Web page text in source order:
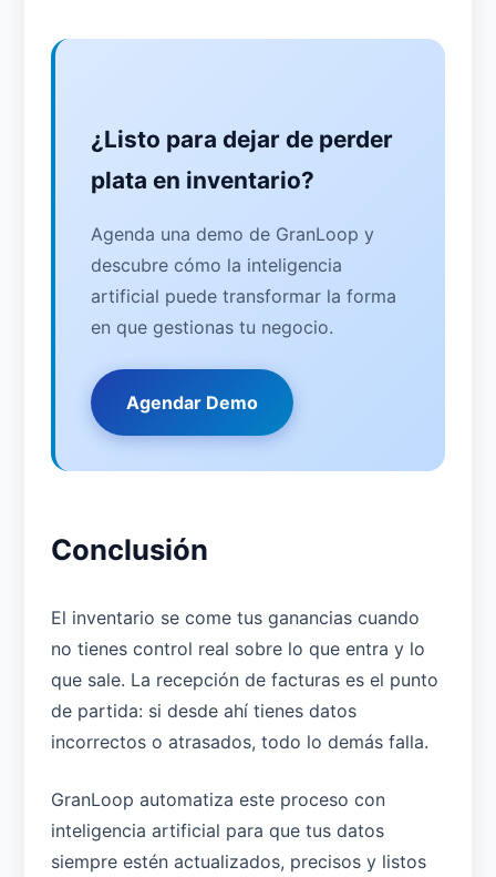
¿Listo para dejar de perder
plata en inventario?
Agenda una demo de GranLoop y
descubre cómo la inteligencia
artificial puede transformar la forma
en que gestionas tu negocio.
Agendar Demo
Conclusión
El inventario se come tus ganancias cuando
no tienes control real sobre lo que entra y lo
que sale. La recepción de facturas es el punto
de partida: si desde ahí tienes datos
incorrectos o atrasados, todo lo demás falla.
GranLoop automatiza este proceso con
inteligencia artificial para que tus datos
siempre estén actualizados, precisos y listos